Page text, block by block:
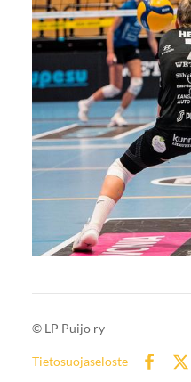
© LP Puijo ry
Tietosuojaseloste